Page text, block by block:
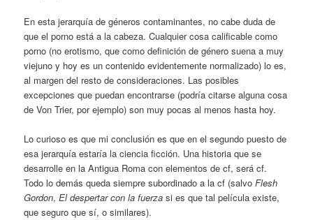
En esta jerarquía de géneros contaminantes, no cabe duda de
que el porno está a la cabeza. Cualquier cosa calificable como
porno (no erotismo, que como definición de género suena a muy
viejuno y hoy es un contenido evidentemente normalizado) lo es,
al margen del resto de consideraciones. Las posibles
excepciones que puedan encontrarse (podría citarse alguna cosa
de Von Trier, por ejemplo) son muy pocas al menos hasta hoy.
Lo curioso es que mi conclusión es que en el segundo puesto de
esa jerarquía estaría la ciencia ficción. Una historia que se
desarrolle en la Antigua Roma con elementos de cf, será cf.
Todo lo demás queda siempre subordinado a la cf (salvoFlesh
Gordon,El despertar con la fuerzasi es que tal película existe,
que seguro que sí, o similares).